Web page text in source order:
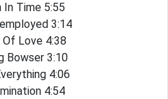
In Time 5:55
3:14
Of Love 4:38
Bowser 3:10
4:06
4:54